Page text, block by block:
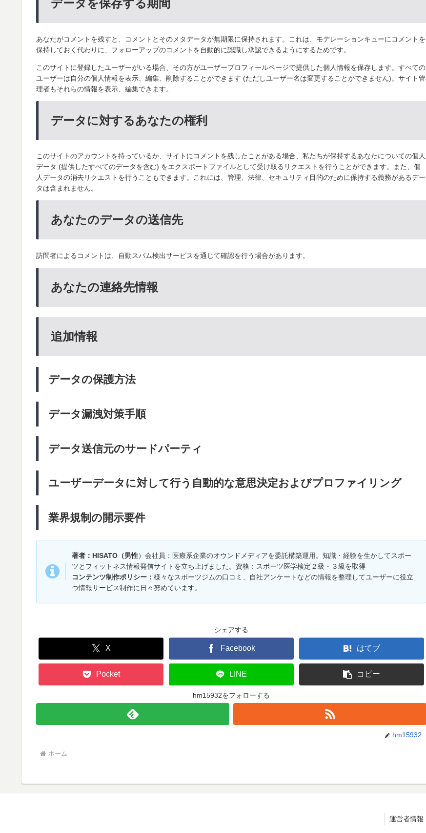
データを保存する期間
あなたがコメントを残すと、コメントとそのメタデータが無期限に保持されます。これは、モデレーションキューにコメントを
保持しておく代わりに、フォローアップのコメントを自動的に認識し承認できるようにするためです。
このサイトに登録したユーザーがいる場合、その方がユーザープロフィールページで提供した個人情報を保存します。すべての
ユーザーは自分の個人情報を表示、編集、削除することができます (ただしユーザー名は変更することができません)。サイト管
理者もそれらの情報を表示、編集できます。
データに対するあなたの権利
このサイトのアカウントを持っているか、サイトにコメントを残したことがある場合、私たちが保持するあなたについての個人
データ (提供したすべてのデータを含む) をエクスポートファイルとして受け取るリクエストを行うことができます。また、個
人データの消去リクエストを行うこともできます。これには、管理、法律、セキュリティ目的のために保持する義務があるデー
タは含まれません。
あなたのデータの送信先
訪問者によるコメントは、自動スパム検出サービスを通じて確認を行う場合があります。
あなたの連絡先情報
追加情報
データの保護方法
データ漏洩対策手順
データ送信元のサードパーティ
ユーザーデータに対して行う自動的な意思決定およびプロファイリング
業界規制の開示要件
著者：HISATO（男性）会社員：医療系企業のオウンドメディアを委託構築運用。知識・経験を生かしてスポー
ツとフィットネス情報発信サイトを立ち上げました。資格：スポーツ医学検定２級・３級を取得
コンテンツ制作ポリシー： 様々なスポーツジムの口コミ、自社アンケートなどの情報を整理してユーザーに役立
つ情報サービス制作に日々努めています。
シェアする
X Facebook はてブ
Pocket LINE コピー
hm15932をフォローする
hm15932
ホーム
運営者情報